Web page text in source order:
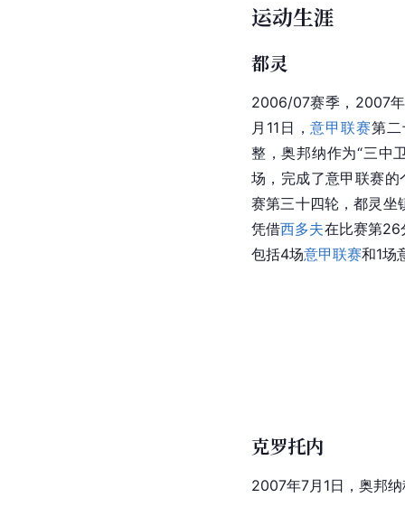
运动生涯
都灵
2006/07赛季，2007
月11日，意甲联赛第
整，奥邦纳作为“三中
场，完成了意甲联赛的
赛第三十四轮，都灵坐
凭借西多夫在比赛第26
包括4场意甲联赛和1场
克罗托内
2007年7月1日，奥邦